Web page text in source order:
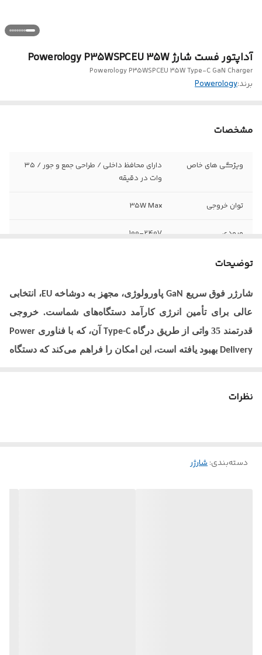
آداپتور فست شارژ Powerology P35WSPCEU 35W
Powerology P35WSPCEU 35W Type-C GaN Charger
برند:Powerology
مشخصات
ویژگی های خاص
دارای محافظ داخلی / طراحی جمع و جور / ۳۵
وات در دقیقه
توان خروجی 35W Max
ورودی 100-240V
توضیحات
شارژر فوق سریع GaNپاورولوژی، مجهز به دوشاخهEU، انتخابی
عالی برای تأمین انرژی کارآمد دستگاه‌های شماست. خروجی
قدرتمند 35 واتی از طریق درگاه
Type-C آن، که با فناوری Power
Delivery بهبود یافته است، این امکان را فراهم می‌کند که دستگاه
به یک همراه شارژ ایده‌آل و قابل اعتماد تبدیل می‌کند.
نظرات
دسته‌بندی:شارژر